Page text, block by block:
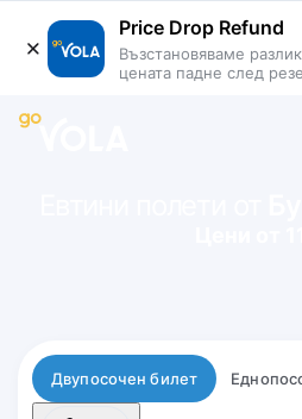
Price Drop Refund
Възстановяваме
цената падне след
Тип полет
Двупосочен билет